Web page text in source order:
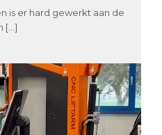
is er hard gewerkt aan de
[…]